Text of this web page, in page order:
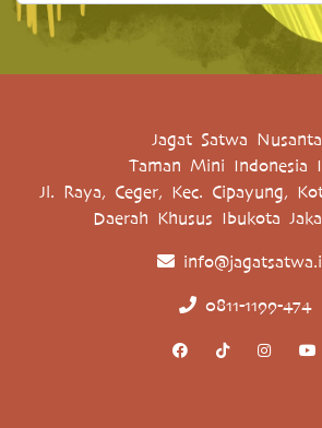
Jagat Satwa
Taman Mini Indonesia
Jl. Raya, Ceger, Kec. Cipayung,
Daerah Khusus Ibukota
0811-1199-474